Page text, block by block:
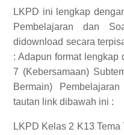
LKPD ini lengkap
Pembelajaran dan
didownload secara
:Adapun format lengkap
7 (Kebersamaan)
Bermain)
tautan link dibawah ini :
LKPD Kelas 2 K13